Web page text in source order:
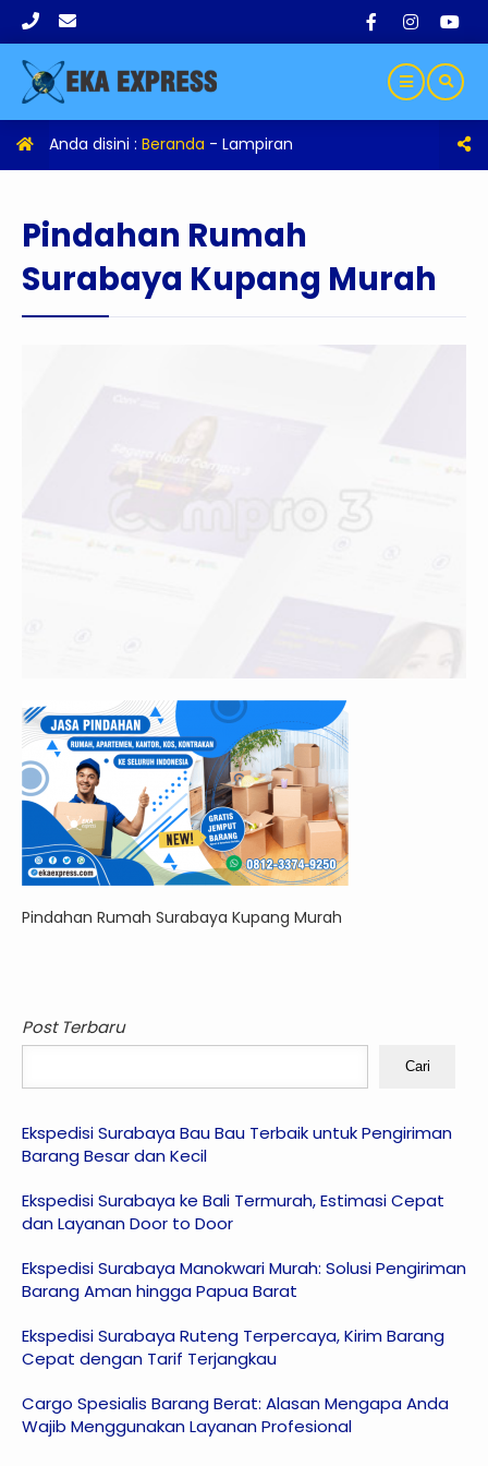
Anda disini : Beranda - Lampiran
Pindahan Rumah
Surabaya Kupang Murah
Pindahan Rumah Surabaya Kupang Murah
Post Terbaru
Cari
Ekspedisi Surabaya Bau Bau Terbaik untuk Pengiriman
Barang Besar dan Kecil
Ekspedisi Surabaya ke Bali Termurah, Estimasi Cepat
dan Layanan Door to Door
Ekspedisi Surabaya Manokwari Murah: Solusi Pengiriman
Barang Aman hingga Papua Barat
Ekspedisi Surabaya Ruteng Terpercaya, Kirim Barang
Cepat dengan Tarif Terjangkau
Cargo Spesialis Barang Berat: Alasan Mengapa Anda
Wajib Menggunakan Layanan Profesional